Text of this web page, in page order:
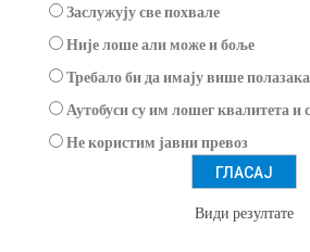
Заслужују све похвале
Није лоше али може и боље
Требало би да имају више полазака
Аутобуси су им лошег квалитета и
Не користим јавни превоз
Види резултате